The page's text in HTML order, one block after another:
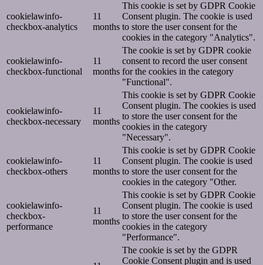
cookielawinfo-
checkbox-analytics
11
months
This cookie is set by GDPR Cookie
Consent plugin. The cookie is used
to store the user consent for the
cookies in the category "Analytics".
cookielawinfo-
checkbox-functional
11
months
The cookie is set by GDPR cookie
consent to record the user consent
for the cookies in the category
"Functional".
cookielawinfo-
checkbox-necessary
11
months
This cookie is set by GDPR Cookie
Consent plugin. The cookies is used
to store the user consent for the
cookies in the category
"Necessary".
cookielawinfo-
checkbox-others
11
months
This cookie is set by GDPR Cookie
Consent plugin. The cookie is used
to store the user consent for the
cookies in the category "Other.
cookielawinfo-
checkbox-
performance
11
months
This cookie is set by GDPR Cookie
Consent plugin. The cookie is used
to store the user consent for the
cookies in the category
"Performance".
The cookie is set by the GDPR
Cookie Consent plugin and is used